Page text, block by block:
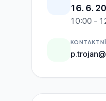
16. 6.
10:00 -